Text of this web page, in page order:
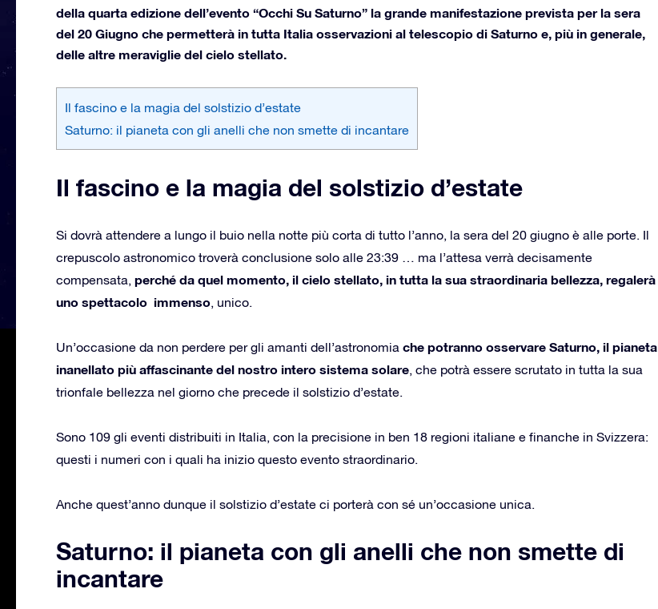
della quarta edizione dell’evento “Occhi Su Saturno” la grande manifestazione prevista per la sera
del 20 Giugno che permetterà in tutta Italia osservazioni al telescopio di Saturno e, più in generale,
delle altre meraviglie del cielo stellato.
Il fascino e la magia del solstizio d’estate
Saturno: il pianeta con gli anelli che non smette di incantare
Il fascino e la magia del solstizio d’estate
Si dovrà attendere a lungo il buio nella notte più corta di tutto l’anno, la sera del 20 giugno è alle porte. Il
crepuscolo astronomico troverà conclusione solo alle 23:39 … ma l’attesa verrà decisamente
compensata, perché da quel momento, il cielo stellato, in tutta la sua straordinaria bellezza, regalerà
uno spettacolo immenso, unico.
Un’occasione da non perdere per gli amanti dell’astronomia che potranno osservare Saturno, il pianeta
inanellato più affascinante del nostro intero sistema solare, che potrà essere scrutato in tutta la sua
trionfale bellezza nel giorno che precede il solstizio d’estate.
Sono 109 gli eventi distribuiti in Italia, con la precisione in ben 18 regioni italiane e finanche in Svizzera:
questi i numeri con i quali ha inizio questo evento straordinario.
Anche quest’anno dunque il solstizio d’estate ci porterà con sé un’occasione unica.
Saturno: il pianeta con gli anelli che non smette di
incantare